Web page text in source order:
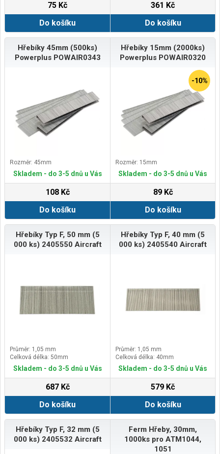
75 Kč
Do košíku
361 Kč
Do košíku
Hřebíky 45mm (500ks)
Powerplus POWAIR0343
Rozměr: 45mm
Skladem - do 3-5 dnů u Vás
108 Kč
Do košíku
Hřebíky 15mm (2000ks)
Powerplus POWAIR0320
-10%
Rozměr: 15mm
Skladem - do 3-5 dnů u Vás
89 Kč
Do košíku
Hřebíky Typ F, 50 mm (5
000 ks) 2405550 Aircraft
Průměr: 1,05 mm
Celková délka: 50mm
Skladem - do 3-5 dnů u Vás
687 Kč
Do košíku
Hřebíky Typ F, 40 mm (5
000 ks) 2405540 Aircraft
Průměr: 1,05 mm
Celková délka: 40mm
Skladem - do 3-5 dnů u Vás
579 Kč
Do košíku
Hřebíky Typ F, 32 mm (5
000 ks) 2405532 Aircraft
Ferm Hřeby, 30mm,
1000ks pro ATM1044,
1051